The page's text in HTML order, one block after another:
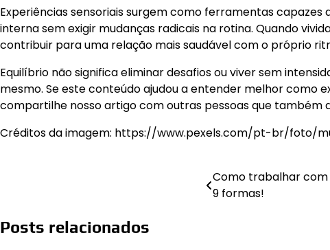
Experiências sensoriais surgem como ferramentas
interna sem exigir mudanças radicais na rotina. Quando
contribuir para uma relação mais saudável com o próprio
Equilíbrio não significa eliminar desafios ou viver sem
mesmo. Se este conteúdo ajudou a entender melhor como
compartilhe nosso artigo com outras pessoas que também
Créditos da imagem: https://www.pexels.com/pt-br/foto/
Como trabalhar com
9 formas!
Posts relacionados